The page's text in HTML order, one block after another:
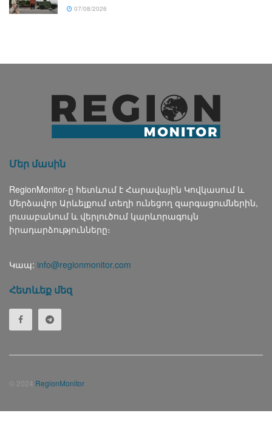
07/08/2026
Մեր մասին
RegionMonitor-ը հետևում է Հարավային Կովկասում և
Մերձավոր Արևելքում տեղի ունեցող զարգացումներին,
լուսաբանում և վերլուծում կարևորագույն
իրադարձությունները։
Կապ: info@regionmonitor.com
Հետևեք մեզ
© 2024 RegionMonitor